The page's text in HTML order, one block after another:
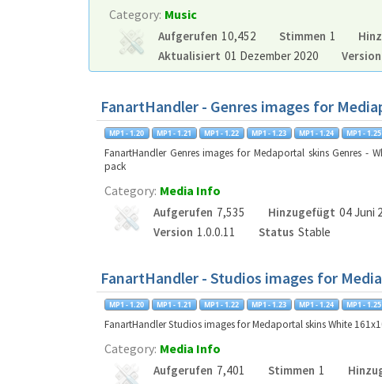
Category: Music
Aufgerufen 10,452 Stimmen 1
Aktualisiert 01 Dezember 2020 Version
FanartHandler - Genres images for
FanartHandler Genres images for Medaportal skins Genres -
pack
Category: Media Info
Aufgerufen 7,535 Hinzugefügt 04 Juni
Version 1.0.0.11 Status Stable
FanartHandler - Studios images for
FanartHandler Studios images for Medaportal skins White
Category: Media Info
Aufgerufen 7,401 Stimmen 1